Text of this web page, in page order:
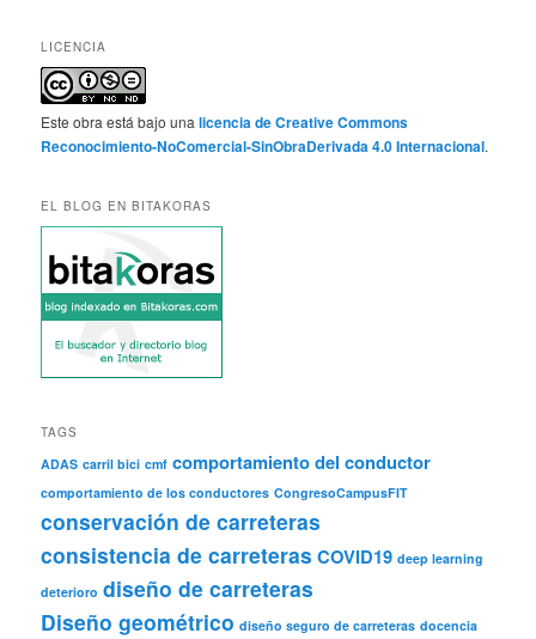
LICENCIA
Este obra está bajo unalicencia de Creative Commons
Reconocimiento-NoComercial-SinObraDerivada 4.0 Internacional.
EL BLOG EN BITAKORAS
TAGS
ADAS carril bici cmf comportamiento del conductor
comportamiento de los conductores CongresoCampusFIT
conservación de carreteras
consistencia de carreteras COVID19 deep learning
deterioro diseño de carreteras
Diseño geométrico diseño seguro de carreteras docencia